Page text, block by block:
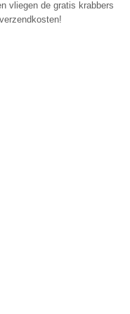
vliegen de gratis krabbers